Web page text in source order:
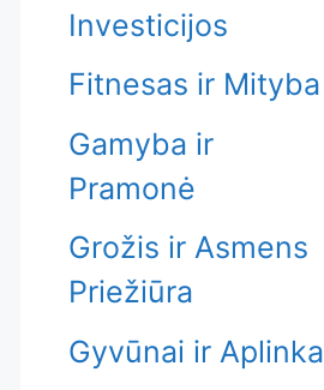
Investicijos
Fitnesas ir Mityba
Gamyba ir
Pramonė
Grožis ir Asmens
Priežiūra
Gyvūnai ir Aplinka